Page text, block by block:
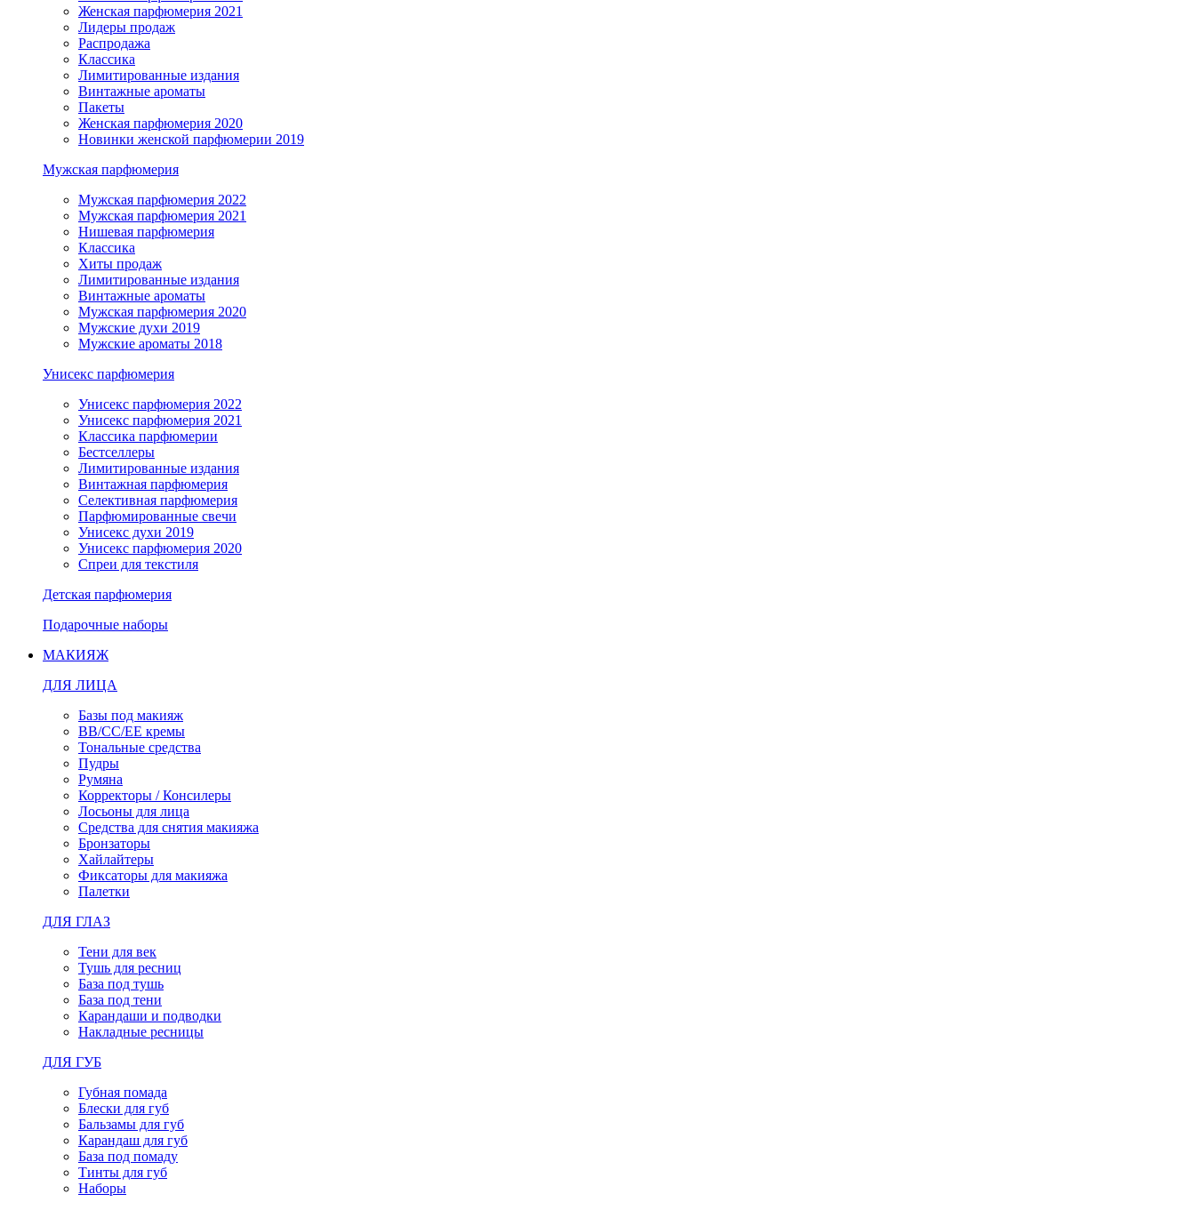
Женская парфюмерия 2021
Лидеры продаж
Распродажа
Классика
Лимитированные издания
Винтажные ароматы
Пакеты
Женская парфюмерия 2020
Новинки женской парфюмерии 2019
Мужская парфюмерия
Мужская парфюмерия 2022
Мужская парфюмерия 2021
Нишевая парфюмерия
Классика
Хиты продаж
Лимитированные издания
Винтажные ароматы
Мужская парфюмерия 2020
Мужские духи 2019
Мужские ароматы 2018
Унисекс парфюмерия
Унисекс парфюмерия 2022
Унисекс парфюмерия 2021
Классика парфюмерии
Бестселлеры
Лимитированные издания
Винтажная парфюмерия
Селективная парфюмерия
Парфюмированные свечи
Унисекс духи 2019
Унисекс парфюмерия 2020
Спреи для текстиля
Детская парфюмерия
Подарочные наборы
МАКИЯЖ
ДЛЯ ЛИЦА
Базы под макияж
BB/CC/EE кремы
Тональные средства
Пудры
Румяна
Корректоры / Консилеры
Лосьоны для лица
Средства для снятия макияжа
Бронзаторы
Хайлайтеры
Фиксаторы для макияжа
Палетки
ДЛЯ ГЛАЗ
Тени для век
Тушь для ресниц
База под тушь
База под тени
Карандаши и подводки
Накладные ресницы
ДЛЯ ГУБ
Губная помада
Блески для губ
Бальзамы для губ
Карандаш для губ
База под помаду
Тинты для губ
Наборы